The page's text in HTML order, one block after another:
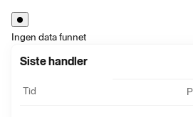
Ingen data funnet
Siste handler
Tid